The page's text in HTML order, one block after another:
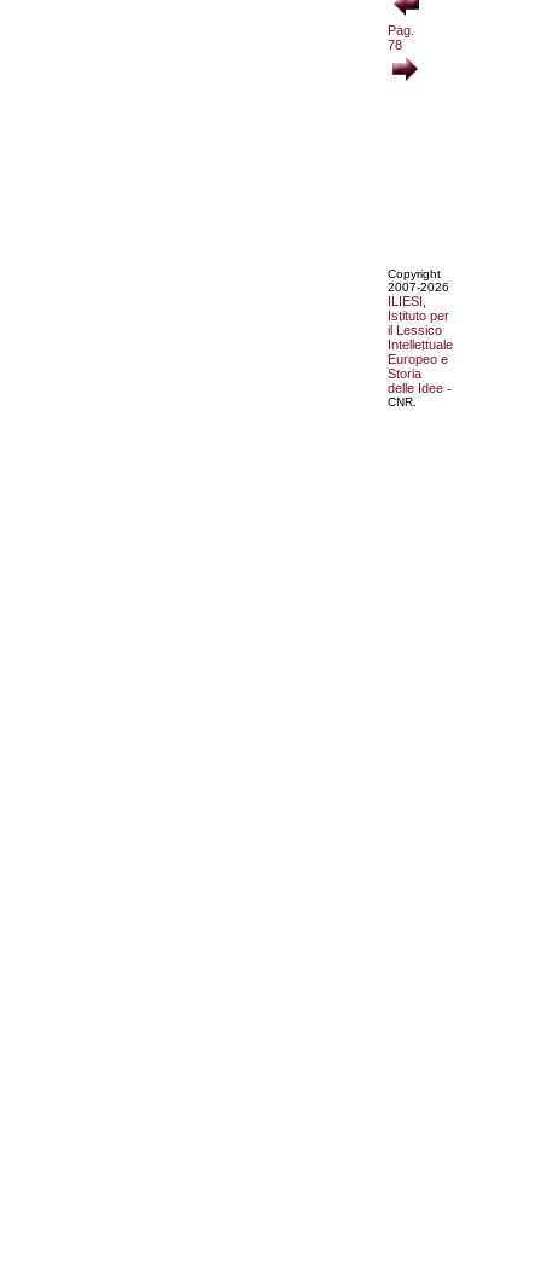
Pag.
78
Copyright
2007-2026
ILIESI,
Istituto per
il Lessico
Intellettuale
Europeo e
Storia
delle Idee -
CNR.